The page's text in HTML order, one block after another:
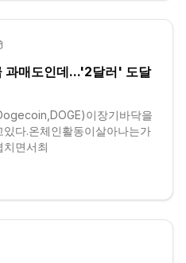
과매도인데...'2달러' 도달
이장기바닥을
다.온체인활동이살아나는가
면서최